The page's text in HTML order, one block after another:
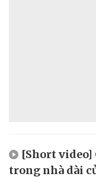
[Short video]
trong nhà dài